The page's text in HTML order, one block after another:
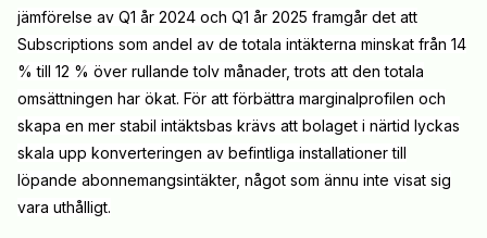
jämförelse av Q1 år 2024 och Q1 år 2025 framgår det att
Subscriptions som andel av de totala intäkterna minskat från 14
% till 12 % över rullande tolv månader, trots att den totala
omsättningen har ökat. För att förbättra marginalprofilen och
skapa en mer stabil intäktsbas krävs att bolaget i närtid lyckas
skala upp konverteringen av befintliga installationer till
löpande abonnemangsintäkter, något som ännu inte visat sig
vara uthålligt.